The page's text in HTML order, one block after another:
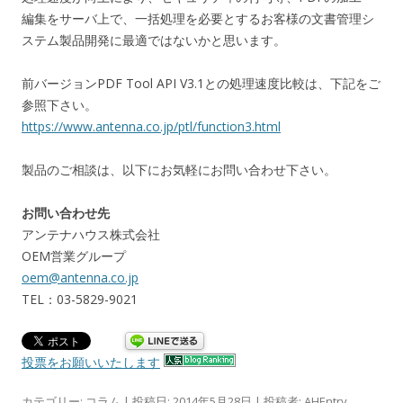
編集をサーバ上で、一括処理を必要とするお客様の文書管理シ
ステム製品開発に最適ではないかと思います。
前バージョンPDF Tool API V3.1との処理速度比較は、下記をご
参照下さい。
https://www.antenna.co.jp/ptl/function3.html
製品のご相談は、以下にお気軽にお問い合わせ下さい。
お問い合わせ先
アンテナハウス株式会社
OEM営業グループ
oem@antenna.co.jp
TEL：03-5829-9021
投票をお願いいたします